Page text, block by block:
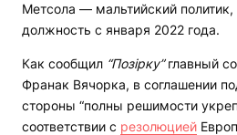
Метсола — мальтийский
должность с января 2022 года.
Как сообщил “Позірку”главный
Франак Вячорка, в соглашении
стороны “полны решимости
соответствии с резолюцией